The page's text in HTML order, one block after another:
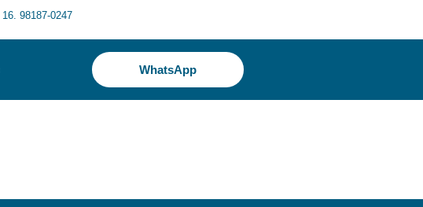
16. 98187-0247
WhatsApp